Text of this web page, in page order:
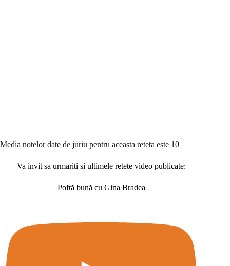
Media notelor date de juriu pentru aceasta reteta este 10
Va invit sa urmariti si ultimele retete video publicate:
Poftă bună cu Gina Bradea